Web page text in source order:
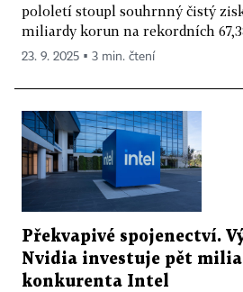
pololetí stoupl souhrnný čistý
miliardy korun na rekordních
23. 9. 2025 ▪ 3 min. čtení
Překvapivé spojenectví.
Nvidia investuje pět
konkurenta Intel